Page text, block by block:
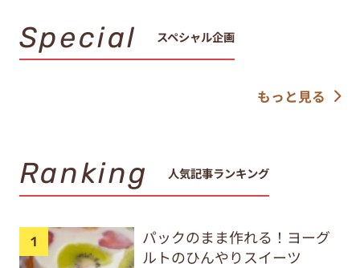
Special スペシャル企画
もっと見る
Ranking 人気記事ランキング
パックのまま作れる！ヨーグ
ルトのひんやりスイーツ